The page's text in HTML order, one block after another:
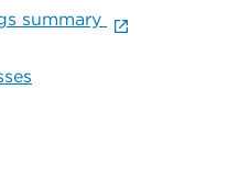
summary